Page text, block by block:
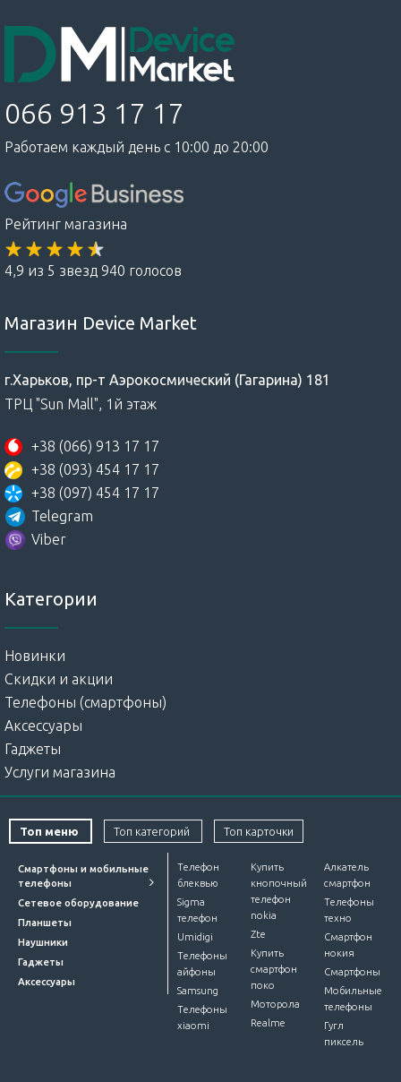
066 913 17 17
Работаем каждый день с 10:00 до 20:00
Рейтинг магазина
4,9 из 5 звезд 940 голосов
Магазин Device Market
г.Харьков, пр-т Аэрокосмический (Гагарина) 181
ТРЦ "Sun Mall", 1й этаж
+38 (066) 913 17 17
+38 (093) 454 17 17
+38 (097) 454 17 17
Telegram
Viber
Категории
Новинки
Скидки и акции
Телефоны (смартфоны)
Аксессуары
Гаджеты
Услуги магазина
Топ меню Топ категорий Топ карточки
Смартфоны и мобильные
телефоны
Сетевое оборудование
Планшеты
Наушники
Гаджеты
Аксессуары
Телефон
блеквью
Sigma
телефон
Umidigi
Телефоны
айфоны
Samsung
Телефоны
xiaomi
Купить
кнопочный
телефон
nokia
Zte
Купить
смартфон
поко
Моторола
Realme
Алкатель
смартфон
Телефоны
техно
Смартфон
нокия
Смартфоны
Мобильные
телефоны
Гугл
пиксель